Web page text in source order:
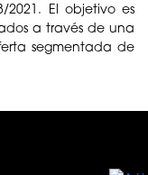
El objetivo es
a través de una
segmentada de